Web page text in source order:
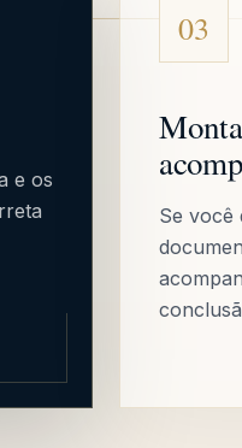
e os
03
Se você